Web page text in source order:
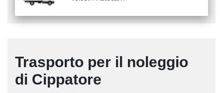
Trasporto per il noleggio
di Cippatore